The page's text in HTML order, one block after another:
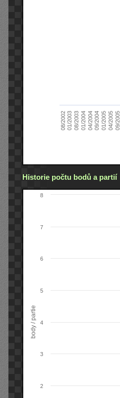
08/200201/200308/200301/200404/200409/200401/200504/200509/2005
Historie počtu bodů a partií
body / partie
2
3
4
5
6
7
8